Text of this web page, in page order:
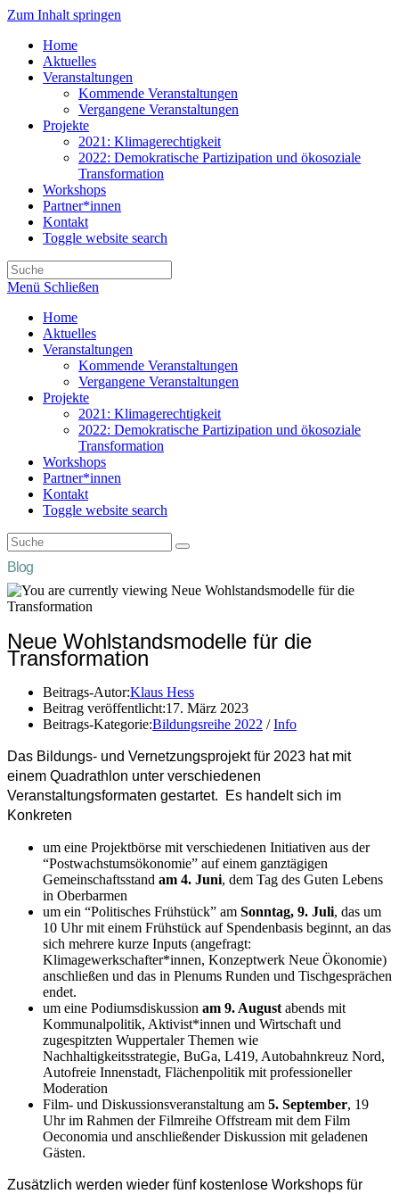
Zum Inhalt springen
Home
Aktuelles
Veranstaltungen
Kommende Veranstaltungen
Vergangene Veranstaltungen
Projekte
2021: Klimagerechtigkeit
2022: Demokratische Partizipation und ökosoziale
Transformation
Workshops
Partner*innen
Kontakt
Toggle website search
Menü Schließen
Home
Aktuelles
Veranstaltungen
Kommende Veranstaltungen
Vergangene Veranstaltungen
Projekte
2021: Klimagerechtigkeit
2022: Demokratische Partizipation und ökosoziale
Transformation
Workshops
Partner*innen
Kontakt
Toggle website search
Blog
Neue Wohlstandsmodelle für die
Transformation
Beitrags-Autor:Klaus Hess
Beitrag veröffentlicht:17. März 2023
Beitrags-Kategorie:Bildungsreihe 2022 / Info
Das Bildungs- und Vernetzungsprojekt für 2023 hat mit
einem Quadrathlon unter verschiedenen
Veranstaltungsformaten gestartet. Es handelt sich im
Konkreten
um eine Projektbörse mit verschiedenen Initiativen aus der
“Postwachstumsökonomie” auf einem ganztägigen
Gemeinschaftsstand am 4. Juni, dem Tag des Guten Lebens
in Oberbarmen
um ein “Politisches Frühstück” am Sonntag, 9. Juli, das um
10 Uhr mit einem Frühstück auf Spendenbasis beginnt, an das
sich mehrere kurze Inputs (angefragt:
Klimagewerkschafter*innen, Konzeptwerk Neue Ökonomie)
anschließen und das in Plenums Runden und Tischgesprächen
endet.
um eine Podiumsdiskussion am 9. August abends mit
Kommunalpolitik, Aktivist*innen und Wirtschaft und
zugespitzten Wuppertaler Themen wie
Nachhaltigkeitsstrategie, BuGa, L419, Autobahnkreuz Nord,
Autofreie Innenstadt, Flächenpolitik mit professioneller
Moderation
Film- und Diskussionsveranstaltung am 5. September, 19
Uhr im Rahmen der Filmreihe Offstream mit dem Film
Oeconomia und anschließender Diskussion mit geladenen
Gästen.
Zusätzlich werden wieder fünf kostenlose Workshops für